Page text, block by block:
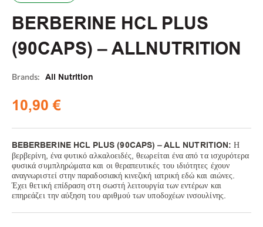
BERBERINE HCL PLUS
(90CAPS) – ALLNUTRITION
Brands: All Nutrition
10,90€
BEBERBERINE HCL PLUS (90CAPS) – ALL NUTRITION: Η
βερβερίνη, ένα φυτικό αλκαλοειδές, θεωρείται ένα από τα ισχυρότερα
φυσικά συμπληρώματα και οι θεραπευτικές του ιδιότητες έχουν
αναγνωριστεί στην παραδοσιακή κινεζική ιατρική εδώ και αιώνες.
Έχει θετική επίδραση στη σωστή λειτουργία των εντέρων και
επηρεάζει την αύξηση του αριθμού των υποδοχέων ινσουλίνης.